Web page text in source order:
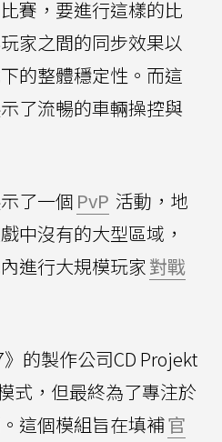
賽，要進行這樣的比
家之間的同步效果以
的整體穩定性。而這
了流暢的車輛操控與
了一個 PvP 活動，地
中沒有的大型區域，
進行大規模玩家 對戰
的製作公司CD Projekt
式，但最終為了專注於
這個模組旨在填補官